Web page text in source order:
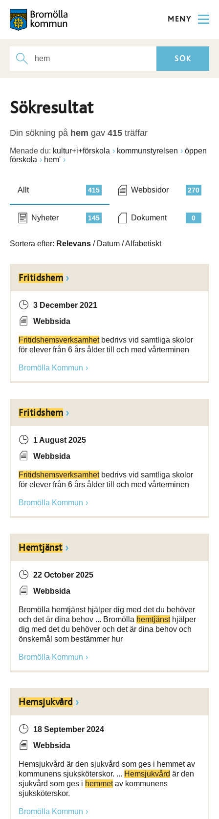
MENY
Sökresultat
Din sökning på hem gav 415 träffar
Menade du: kultur+i+förskola kommunstyrelsen
öppen
förskola
hem'
415
Allt 270
Webbsidor
145
Nyheter 0
Dokument
Sortera efter: Relevans / Datum /Alfabetiskt
Fritidshem
3 December 2021
Webbsida
Fritidshemsverksamhetbedrivs vid samtliga skolor
för elever från 6 års ålder till och med vårterminen
Bromölla Kommun
Fritidshem
1 August 2025
Webbsida
Fritidshemsverksamhetbedrivs vid samtliga skolor
för elever från 6 års ålder till och med vårterminen
Bromölla Kommun
Hemtjänst
22 October 2025
Webbsida
Bromölla hemtjänst hjälper dig med det du behöver
och det är dina behov ... Bromölla hemtjänsthjälper
dig med det du behöver och det är dina behov och
önskemål som bestämmer hur
Bromölla Kommun
Hemsjukvård
18 September 2024
Webbsida
Hemsjukvård är den sjukvård som ges i hemmet av
kommunens sjuksköterskor. ... Hemsjukvård är den
sjukvård som ges i hemmetav kommunens
sjuksköterskor.
Bromölla Kommun